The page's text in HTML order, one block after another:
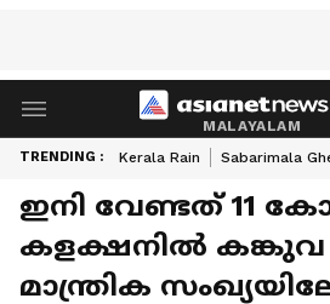
MALAYALAM
TRENDING : Kerala Rain Sabarimala
ഇനി വേണ്ടത് 11
കളക്ഷനില്‍
മാന്ത്രിക